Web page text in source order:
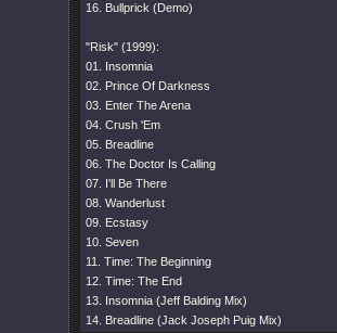
16. Bullprick (Demo)
"Risk" (1999):
01. Insomnia
02. Prince Of Darkness
03. Enter The Arena
04. Crush 'Em
05. Breadline
06. The Doctor Is Calling
07. I'll Be There
08. Wanderlust
09. Ecstasy
10. Seven
11. Time: The Beginning
12. Time: The End
13. Insomnia (Jeff Balding Mix)
14. Breadline (Jack Joseph Puig Mix)